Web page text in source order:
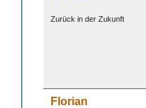
Zurück in der Zukunft
Florian